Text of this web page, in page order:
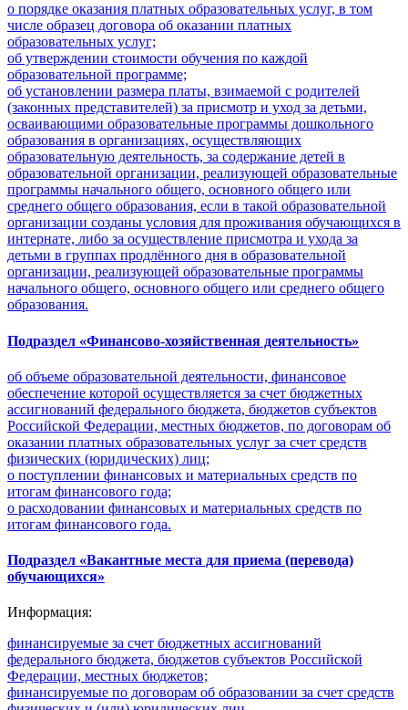
о порядке оказания платных образовательных услуг, в том
числе образец договора об оказании платных
образовательных услуг;
об утверждении стоимости обучения по каждой
образовательной программе;
об установлении размера платы, взимаемой с родителей
(законных представителей) за присмотр и уход за детьми,
осваивающими образовательные программы дошкольного
образования в организациях, осуществляющих
образовательную деятельность, за содержание детей в
образовательной организации, реализующей образовательные
программы начального общего, основного общего или
среднего общего образования, если в такой образовательной
организации созданы условия для проживания обучающихся в
интернате, либо за осуществление присмотра и ухода за
детьми в группах продлённого дня в образовательной
организации, реализующей образовательные программы
начального общего, основного общего или среднего общего
образования.
Подраздел «Финансово-хозяйственная деятельность»
об объеме образовательной деятельности, финансовое
обеспечение которой осуществляется за счет бюджетных
ассигнований федерального бюджета, бюджетов субъектов
Российской Федерации, местных бюджетов, по договорам об
оказании платных образовательных услуг за счет средств
физических (юридических) лиц;
о поступлении финансовых и материальных средств по
итогам финансового года;
о расходовании финансовых и материальных средств по
итогам финансового года.
Подраздел «Вакантные места для приема (перевода)
обучающихся»
Информация:
финансируемые за счет бюджетных ассигнований
федерального бюджета, бюджетов субъектов Российской
Федерации, местных бюджетов;
финансируемые по договорам об образовании за счет средств